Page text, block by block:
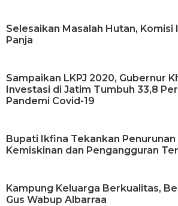
Selesaikan Masalah Hutan, Komisi
Panja
Sampaikan LKPJ 2020, Gubernur
Investasi di Jatim Tumbuh 33,8
Pandemi Covid-19
Bupati Ikfina Tekankan Penurunan
Kemiskinan dan Pengangguran
Kampung Keluarga Berkualitas,
Gus Wabup Albarraa